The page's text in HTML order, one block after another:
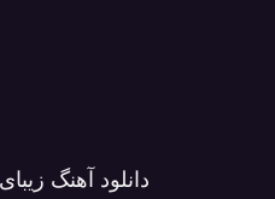
دانلود آهنگ